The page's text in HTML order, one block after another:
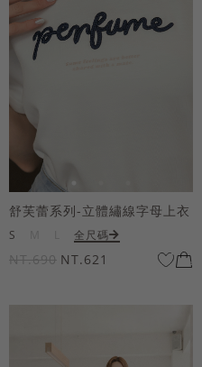
舒芙蕾系列-立體繡線字母上衣
S 全尺碼
NT.690 NT.621